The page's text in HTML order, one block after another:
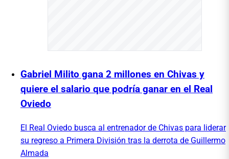
Gabriel Milito gana 2 millones en Chivas y
quiere el salario que podría ganar en el Real
Oviedo
El Real Oviedo busca al entrenador de Chivas para liderar
su regreso a Primera División tras la derrota de Guillermo
Almada